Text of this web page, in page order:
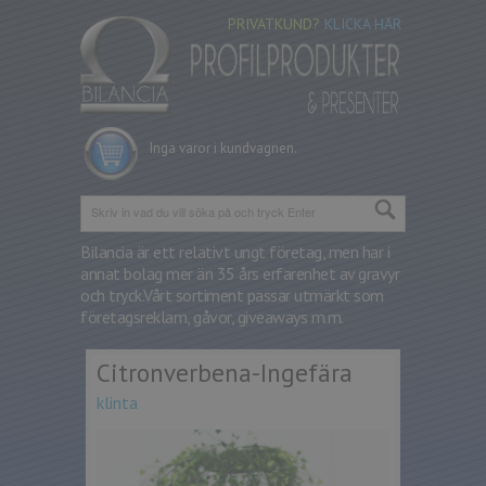
Inga varor i kundvagnen.
PRIVATKUND? KLICKA HÄR
Bilancia är ett relativt ungt företag, men har i
annat bolag mer än 35 års erfarenhet av gravyr
och tryck.Vårt sortiment passar utmärkt som
företagsreklam, gåvor, giveaways m.m.
Citronverbena-Ingefära
klinta